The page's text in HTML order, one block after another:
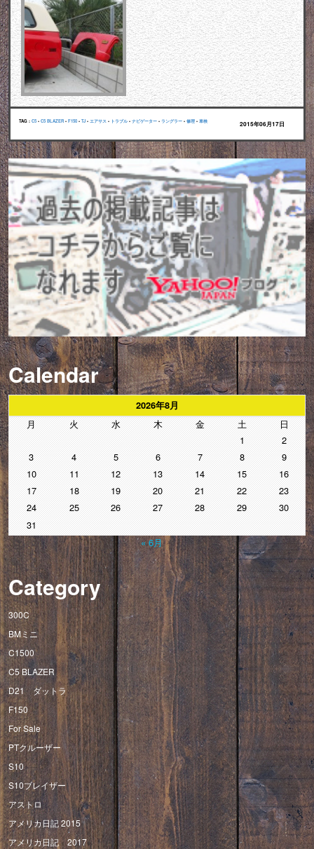
TAG : C5 • C5 BLAZER • F150 • TJ • エアサス • トラブル • ナビゲーター • ラングラー • 修理 • 車検 2015年06月17日
Calendar
2026年8月
月 火 水 木 金 土
日
1
2
3
4 5 6 7 8
9
10
11 12 13 14 15
16
17
18 19 20 21 22
23
24
25 26 27 28 29
30
31
« 6月
Category
300C
BMミニ
C1500
C5 BLAZER
D21 ダットラ
F150
For Sale
PTクルーザー
S10
S10ブレイザー
アストロ
アメリカ日記 2015
アメリカ日記 2017